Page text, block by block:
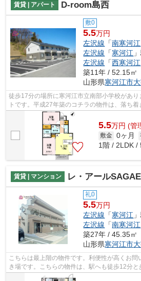
賃貸 | アパート D-room島西
敷0
5.5万円
左沢線 「南寒河江
左沢線 「寒河江
左沢線 「西寒河江
築11年 / 52.15㎡
山形県寒河江市
徒歩17分の場所に寒河江市立南部小学校があ
トです。平成27年築のコチラの物件は、落ち着
お客様からのお問い合わせの多い、敷...
5.5万円 (管
敷金 0ヶ月
1階 / 2LDK /
賃貸 | マンション レ・アールSAGAE
礼0
5.5万円
左沢線 「寒河江
左沢線 「南寒河江
築27年 / 45.35㎡
山形県寒河江市
こちらは最上階の物件です。利便性が高くお
き場です。こちらの物件は、駅へも徒歩12分と
装にこだわったオシャレなデザインの...